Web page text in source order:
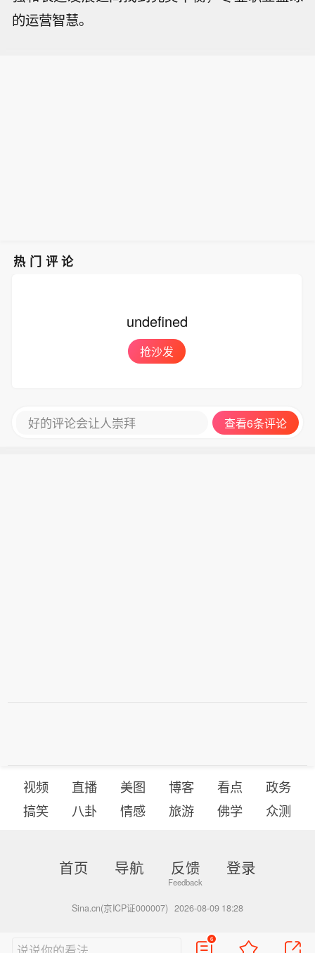
的运营智慧。
热门评论
undefined
抢沙发
好的评论会让人崇拜 查看6条评论
视频 直播 美图 博客 看点
政务
搞笑
八卦 情感 旅游 佛学 众测
首页 导航 反馈 登录
Sina.cn(京ICP证000007) 2026-08-09 18:28
6